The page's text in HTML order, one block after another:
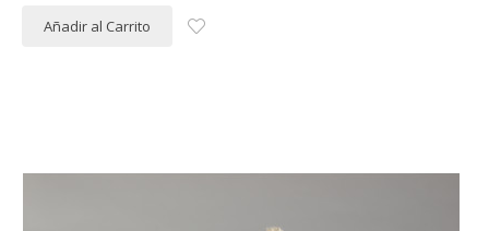
Añadir al Carrito